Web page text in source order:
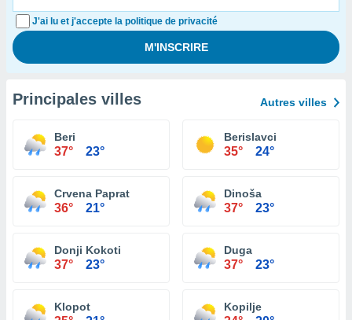
J'ai lu et j'accepte la politique de privacité
Principales villes Autres villes
Beri
37° 23°
Berislavci
35° 24°
Crvena Paprat
36° 21°
Dinoša
37° 23°
Donji Kokoti
37° 23°
Duga
37° 23°
Klopot Kopilje